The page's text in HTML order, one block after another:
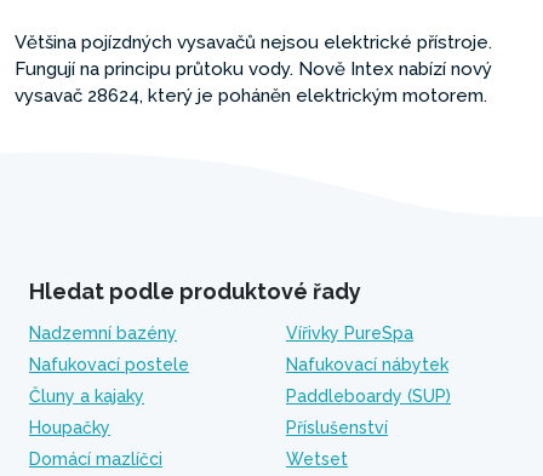
Většina pojízdných vysavačů nejsou elektrické přístroje.
Fungují na principu průtoku vody. Nově Intex nabízí nový
vysavač 28624, který je poháněn elektrickým motorem.
Hledat podle produktové řady
Nadzemní bazény
Vířivky PureSpa
Nafukovací postele
Nafukovací nábytek
Čluny a kajaky
Paddleboardy (SUP)
Houpačky
Příslušenství
Domácí mazlíčci
Wetset